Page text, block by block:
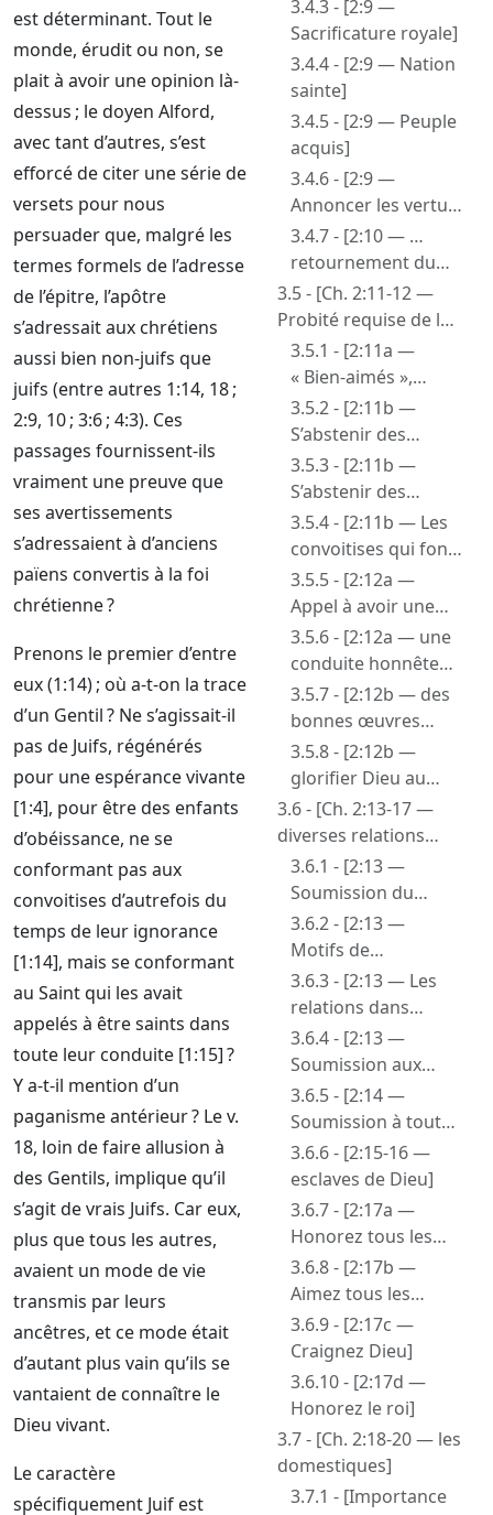
est déterminant. Tout le
monde, érudit ou non, se
plait à avoir une opinion là-
dessus ; le doyen Alford,
avec tant d’autres, s’est
efforcé de citer une série de
versets pour nous
persuader que, malgré les
termes formels de l’adresse
de l’épitre, l’apôtre
s’adressait aux chrétiens
aussi bien non-juifs que
juifs (entre autres 1:14, 18 ;
2:9, 10 ; 3:6 ; 4:3). Ces
passages fournissent-ils
vraiment une preuve que
ses avertissements
s’adressaient à d’anciens
païens convertis à la foi
chrétienne ?
Prenons le premier d’entre
eux (1:14) ; où a-t-on la trace
d’un Gentil ? Ne s’agissait-il
pas de Juifs, régénérés
pour une espérance vivante
[1:4], pour être des enfants
d’obéissance, ne se
conformant pas aux
convoitises d’autrefois du
temps de leur ignorance
[1:14], mais se conformant
au Saint qui les avait
appelés à être saints dans
toute leur conduite [1:15] ?
Y a-t-il mention d’un
paganisme antérieur ? Le v.
18, loin de faire allusion à
des Gentils, implique qu’il
s’agit de vrais Juifs. Car eux,
plus que tous les autres,
avaient un mode de vie
transmis par leurs
ancêtres, et ce mode était
d’autant plus vain qu’ils se
vantaient de connaître le
Dieu vivant.
Le caractère
spécifiquement Juif est
3.4.3 - [2:9 —
Sacrificature royale]
3.4.4 - [2:9 — Nation
sainte]
3.4.5 - [2:9 — Peuple
acquis]
3.4.6 - [2:9 —
Annoncer les vertus
de Celui qui nous a
appelés à Sa
merveilleuse
lumière]
3.4.7 - [2:10 — …
retournement du
« pas un peuple, pas
obtenu
miséricorde »]
3.5 - [Ch. 2:11-12 —
Probité requise de la
sacrificature]
3.5.1 - [2:11a —
« Bien-aimés »,
« forains et
étrangers » ou
« pèlerins et gens
qui séjournent »]
3.5.2 - [2:11b —
S’abstenir des
convoitises
charnelles —
abominations de
Babylone]
3.5.3 - [2:11b —
S’abstenir des
convoitises
charnelles —
Babylone
dominatrice]
3.5.4 - [2:11b — Les
convoitises qui font
la guerre à l’âme]
3.5.5 - [2:12a —
Appel à avoir une
conduite honnête]
3.5.6 - [2:12a — une
conduite honnête
parmi les nations]
3.5.7 - [2:12b — des
bonnes œuvres
observées par ceux
qui médisent de
vous]
3.5.8 - [2:12b —
glorifier Dieu au
jour de la visitation]
3.6 - [Ch. 2:13-17 —
diverses relations
extérieures]
3.6.1 - [2:13 —
Soumission du
résidu croyant qui
remplace le peuple]
3.6.2 - [2:13 —
Motifs de
soumission aux
institutions
humaines]
3.6.3 - [2:13 — Les
relations dans
l’église sont d’une
autre nature]
3.6.4 - [2:13 —
Soumission aux
autorités pour
l’amour du Seigneur
dans un monde
mauvais]
3.6.5 - [2:14 —
Soumission à toutes
sortes d’autorité]
3.6.6 - [2:15-16 —
esclaves de Dieu]
3.6.7 - [2:17a —
Honorez tous les
hommes]
3.6.8 - [2:17b —
Aimez tous les
frères]
3.6.9 - [2:17c —
Craignez Dieu]
3.6.10 - [2:17d —
Honorez le roi]
3.7 - [Ch. 2:18-20 — les
domestiques]
3.7.1 - [Importance